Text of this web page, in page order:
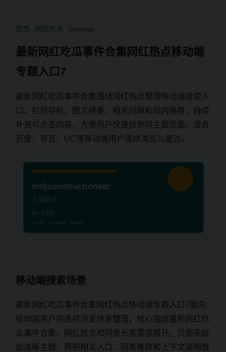
首页 网红热点 Sitemap
最新网红吃瓜事件合集网红热点移动端
专题入口7
最新网红吃瓜事件合集围绕网红热点整理移动端搜索入
口、栏目导航、图文摘要、相关问题和站内推荐，持续
补充可点击内容，方便用户快速找到同主题页面，适合
百度、夸克、UC等移动端用户连续浏览与复访。
移动端搜索场景
最新网红吃瓜事件合集网红热点移动端专题入口7面向
移动端用户的连续浏览场景整理，核心围绕最新网红吃
瓜事件合集、网红热点和同类长尾需求展开。页面先给
出清晰主题，再把相关入口、同类推荐和上下文说明放